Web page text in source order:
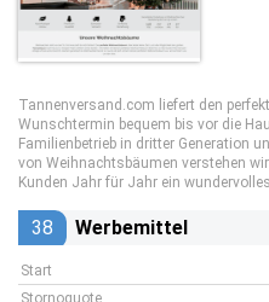
Tannenversand.com liefert den
Wunschtermin bequem bis vor die
Familienbetrieb in dritter Generation
von Weihnachtsbäumen verstehen
Kunden Jahr für Jahr ein
38 Werbemittel
Start
Stornoquote